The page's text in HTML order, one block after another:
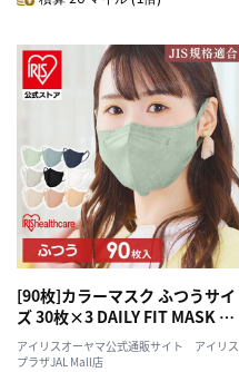
[90枚]カラーマスク ふつうサイ
ズ 30枚×3 DAILY FIT MASK シ
ャボン
アイリスオーヤマ公式通販サイト アイリス
プラザJAL Mall店